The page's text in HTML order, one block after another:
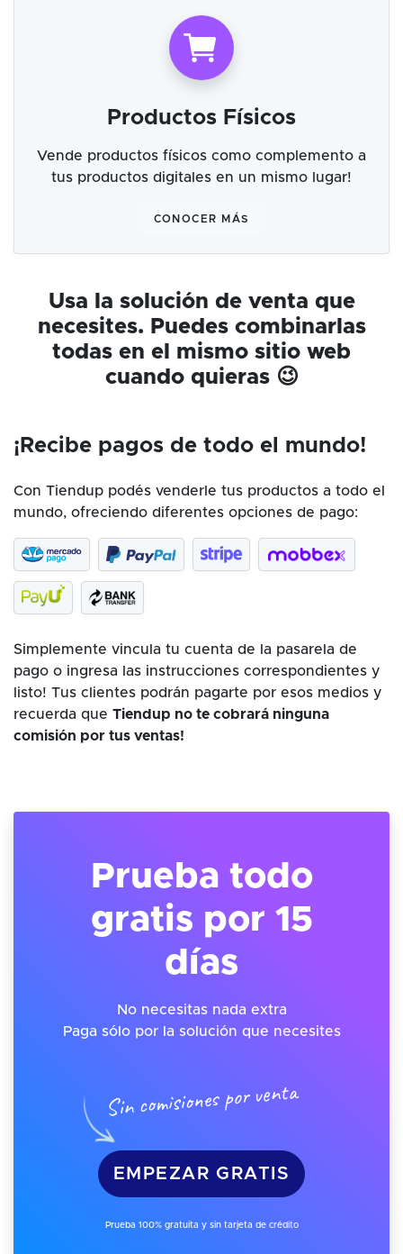
Productos Físicos
Vende productos físicos como complemento a
tus productos digitales en un mismo lugar!
CONOCER MÁS
Usa la solución de venta que
necesites. Puedes combinarlas
todas en el mismo sitio web
cuando quieras 😉
¡Recibe pagos de todo el mundo!
Con Tiendup podés venderle tus productos a todo el
mundo, ofreciendo diferentes opciones de pago:
Simplemente vincula tu cuenta de la pasarela de
pago o ingresa las instrucciones correspondientes y
listo! Tus clientes podrán pagarte por esos medios y
recuerda que Tiendup no te cobrará ninguna
comisión por tus ventas!
Prueba todo
gratis por 15
días
No necesitas nada extra
Paga sólo por la solución que necesites
Sin comisiones por venta
EMPEZAR GRATIS
Prueba 100% gratuita y sin tarjeta de crédito